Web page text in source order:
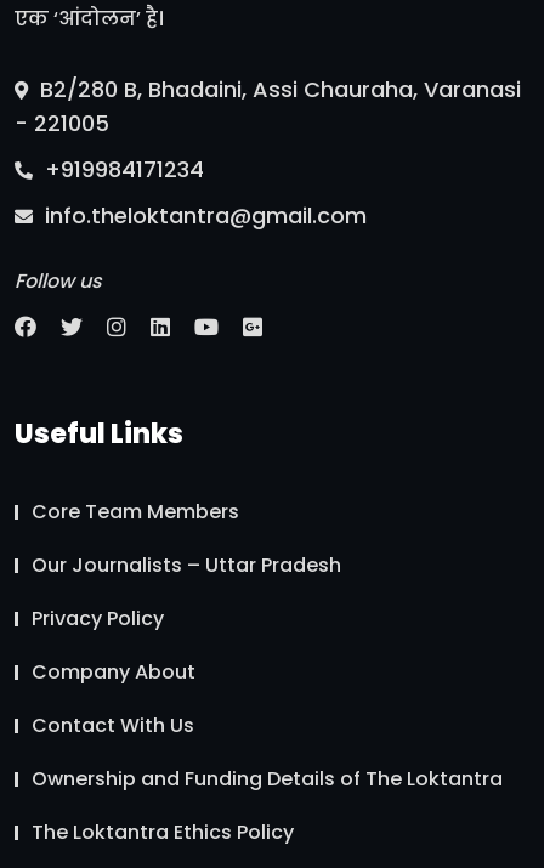
एक ‘आंदोलन’ है।
B2/280 B, Bhadaini, Assi Chauraha, Varanasi
- 221005
+919984171234
info.theloktantra@gmail.com
Follow us
Useful Links
Core Team Members
Our Journalists – Uttar Pradesh
Privacy Policy
Company About
Contact With Us
Ownership and Funding Details of The Loktantra
The Loktantra Ethics Policy